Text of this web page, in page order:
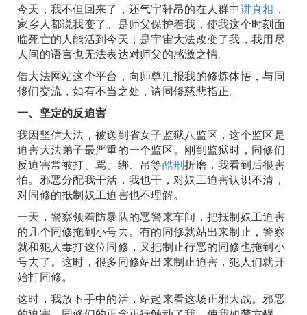
今天，我不但回来了，还气宇轩昂的在人群中讲真相 ，
家乡人都说我变了。是师父保护着我，使我这个时刻面
临死亡的人能活到今天；是宇宙大法改变了我，我用尽
人间的语言也无法表达对师父的感激之情。
借大法网站这个平台，向师尊汇报我的修炼体悟，与同
修们交流，如有不当之处，请同修慈悲指正。
一、坚定的反迫害
我因坚信大法，被送到省女子监狱八监区，这个监区是
迫害大法弟子最严重的一个监区。刚到监狱时，同修们
反迫害常被打、骂、绑、吊等酷刑折磨，我看到后很害
怕。邪恶分配我干活，我也干，对奴工迫害认识不清，
对同修的抵制奴工迫害也不理解。
一天，警察领着防暴队的恶警来车间，把抵制奴工迫害
的几个同修拖到小号去。有的同修就站出来制止，警察
就和犯人毒打这位同修，又把制止行恶的同修也拖到小
号去了。这时，很多同修站出来制止迫害，犯人们就开
始打同修。
这时，我放下手中的活，站起来看这场正邪大战。邪恶